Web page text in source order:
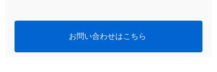
お問い合わせはこちら